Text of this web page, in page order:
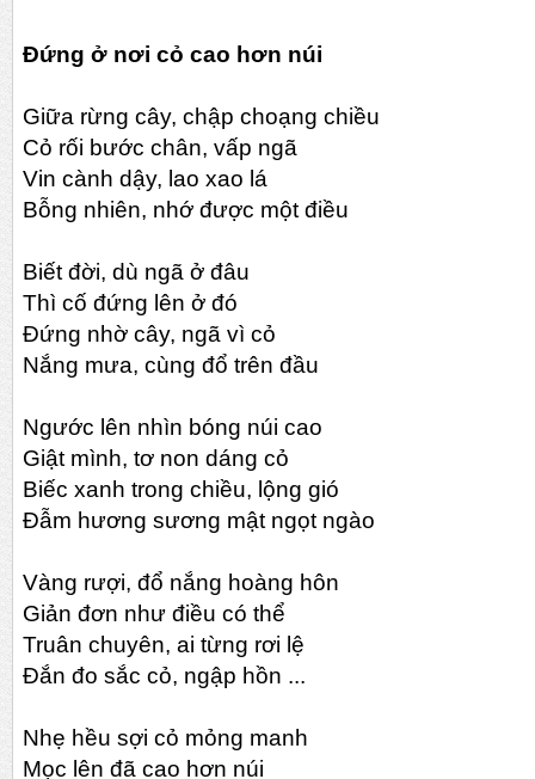
Đứng ở nơi cỏ cao hơn núi
Giữa rừng cây, chập choạng chiều
Cỏ rối bước chân, vấp ngã
Vin cành dậy, lao xao lá
Bỗng nhiên, nhớ được một điều
Biết đời, dù ngã ở đâu
Thì cố đứng lên ở đó
Đứng nhờ cây, ngã vì cỏ
Nắng mưa, cùng đổ trên đầu
Ngước lên nhìn bóng núi cao
Giật mình, tơ non dáng cỏ
Biếc xanh trong chiều, lộng gió
Đẫm hương sương mật ngọt ngào
Vàng rượi, đổ nắng hoàng hôn
Giản đơn như điều có thể
Truân chuyên, ai từng rơi lệ
Đắn đo sắc cỏ, ngập hồn ...
Nhẹ hều sợi cỏ mỏng manh
Mọc lên đã cao hơn núi